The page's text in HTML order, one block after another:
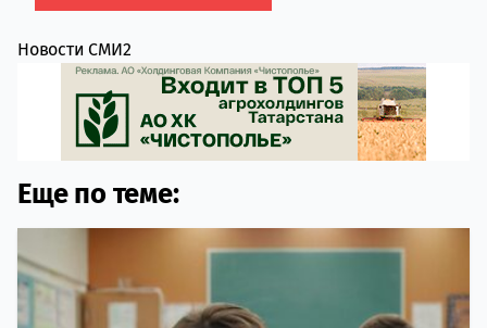
Новости СМИ2
Еще по теме: